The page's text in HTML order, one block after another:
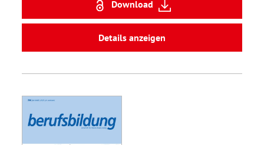
Download
Details anzeigen